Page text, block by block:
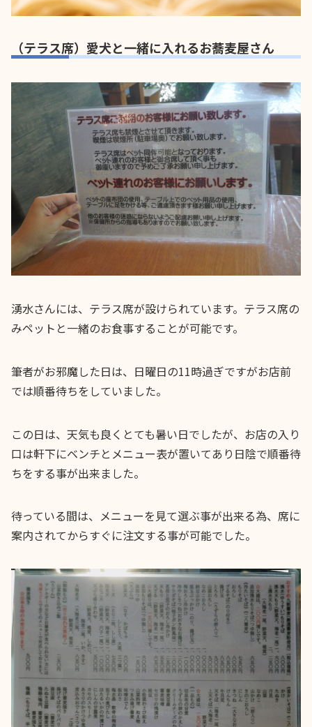
（テラス席）愛犬と一緒に入れるお蕎麦屋さん
湧水さんには、テラス席が設けられています。テラス席の
みペットと一緒のお食事することが可能です。
筆者がお邪魔した日は、日曜日の11時過ぎですがお店前
では順番待ちをしていました。
この日は、天気も良くとても暑い日でしたが、お店の入り
口は軒下にベンチとメニュー表が置いてあり日陰で順番待
ちをする事が出来ました。
待っている間は、メニューを見て選ぶ事が出来る為、席に
案内されてからすぐに注文する事が可能でした。